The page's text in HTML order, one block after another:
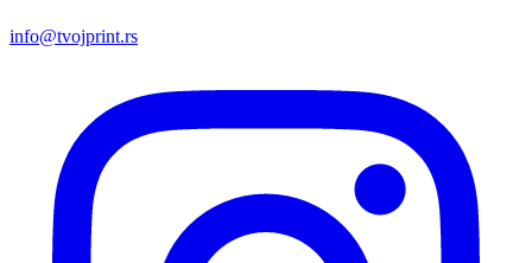
info@tvojprint.rs